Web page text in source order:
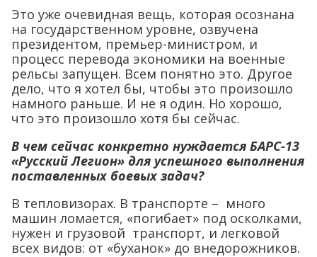
Это уже очевидная вещь, которая осознана
на государственном уровне, озвучена
президентом, премьер-министром, и
процесс перевода экономики на военные
рельсы запущен. Всем понятно это. Другое
дело, что я хотел бы, чтобы это произошло
намного раньше. И не я один. Но хорошо,
что это произошло хотя бы сейчас.
В чем сейчас конкретно нуждается БАРС-13
«Русский Легион» для успешного выполнения
поставленных боевых задач?
В тепловизорах. В транспорте – много
машин ломается, «погибает» под осколками,
нужен и грузовой транспорт, и легковой
всех видов: от «буханок» до внедорожников.